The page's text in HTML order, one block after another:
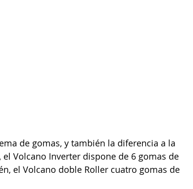
de gomas, y también la diferencia a la
Volcano Inverter dispone de 6 gomas de
el Volcano doble Roller cuatro gomas de